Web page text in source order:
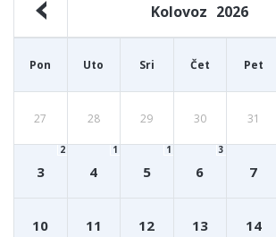
Kolovoz 2026
Pon Uto Sri Čet Pet
27 28 29 30 31
3
2
4
1
5
1
6
3
7
10 11 12 13 14